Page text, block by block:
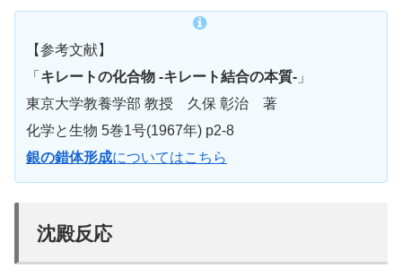
【参考文献】
「 キレートの化合物 -キレート結合の本質- 」
東京大学教養学部 教授 久保 彰治 著
化学と生物 5巻1号(1967年) p2-8
銀の錯体形成についてはこちら
沈殿反応